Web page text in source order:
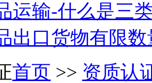
运输-什么是三
出口货物有限
首页 >> 资质认